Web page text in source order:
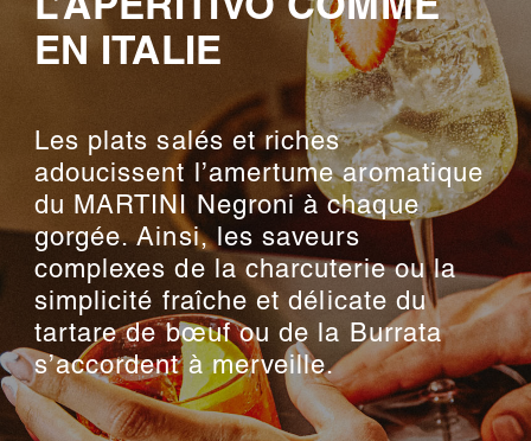
L’APERITIVO COMME
EN ITALIE
Les plats salés et riches
adoucissent l’amertume aromatique
du MARTINI Negroni à chaque
gorgée. Ainsi, les saveurs
complexes de la charcuterie ou la
simplicité fraîche et délicate du
tartare de bœuf ou de la Burrata
s’accordent à merveille.